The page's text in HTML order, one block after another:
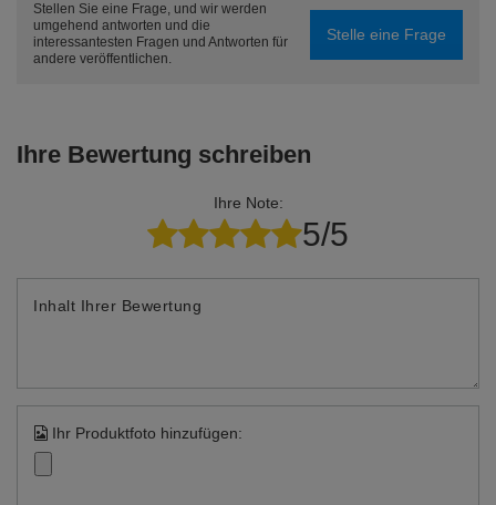
Stellen Sie eine Frage, und wir werden
umgehend antworten und die
interessantesten Fragen und Antworten für
andere veröffentlichen.
Stelle eine Frage
Ihre Bewertung schreiben
Ihre Note:
5/5
Inhalt Ihrer Bewertung
Ihr Produktfoto hinzufügen: